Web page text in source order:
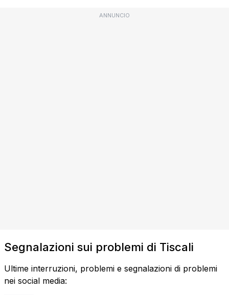
ANNUNCIO
Segnalazioni sui problemi di Tiscali
Ultime interruzioni, problemi e segnalazioni di problemi
nei social media: